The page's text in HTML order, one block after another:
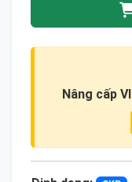
Nâng cấp